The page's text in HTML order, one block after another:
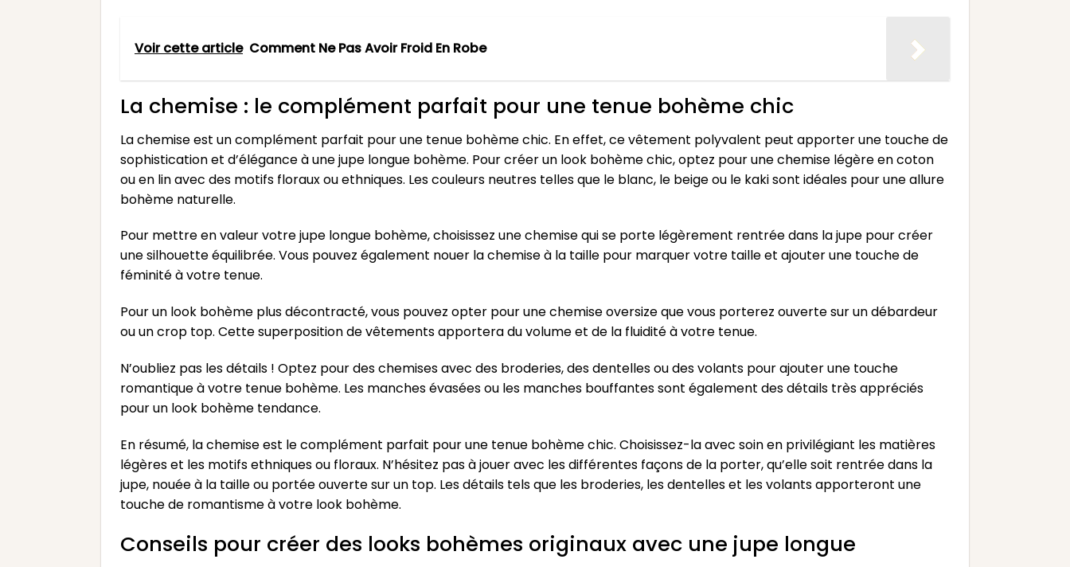
Voir cette article Comment Ne Pas Avoir Froid En Robe
La chemise : le complément parfait pour une tenue bohème chic
La chemise est un complément parfait pour une tenue bohème chic. En effet, ce vêtement polyvalent peut apporter une touche de
sophistication et d’élégance à une jupe longue bohème. Pour créer un look bohème chic, optez pour une chemise légère en coton
ou en lin avec des motifs floraux ou ethniques. Les couleurs neutres telles que le blanc, le beige ou le kaki sont idéales pour une allure
bohème naturelle.
Pour mettre en valeur votre jupe longue bohème, choisissez une chemise qui se porte légèrement rentrée dans la jupe pour créer
une silhouette équilibrée. Vous pouvez également nouer la chemise à la taille pour marquer votre taille et ajouter une touche de
féminité à votre tenue.
Pour un look bohème plus décontracté, vous pouvez opter pour une chemise oversize que vous porterez ouverte sur un débardeur
ou un crop top. Cette superposition de vêtements apportera du volume et de la fluidité à votre tenue.
N’oubliez pas les détails ! Optez pour des chemises avec des broderies, des dentelles ou des volants pour ajouter une touche
romantique à votre tenue bohème. Les manches évasées ou les manches bouffantes sont également des détails très appréciés
pour un look bohème tendance.
En résumé, la chemise est le complément parfait pour une tenue bohème chic. Choisissez-la avec soin en privilégiant les matières
légères et les motifs ethniques ou floraux. N’hésitez pas à jouer avec les différentes façons de la porter, qu’elle soit rentrée dans la
jupe, nouée à la taille ou portée ouverte sur un top. Les détails tels que les broderies, les dentelles et les volants apporteront une
touche de romantisme à votre look bohème.
Conseils pour créer des looks bohèmes originaux avec une jupe longue